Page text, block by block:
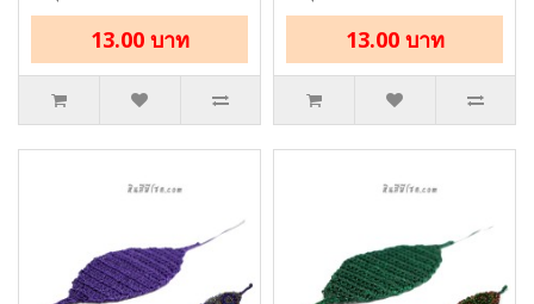
13.00 บาท 13.00 บาท